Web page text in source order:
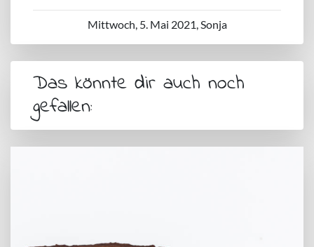
Mittwoch, 5. Mai 2021, Sonja
Das könnte dir auch noch
gefallen: